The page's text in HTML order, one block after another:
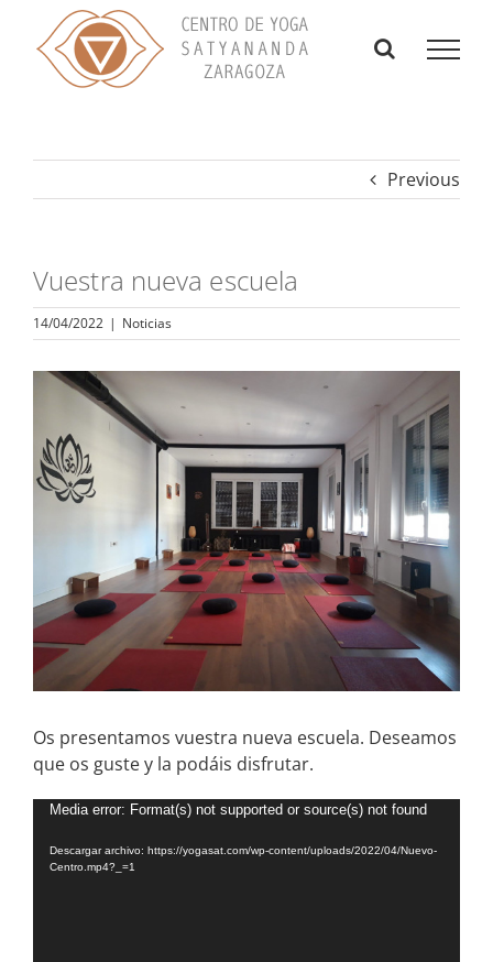
content
Previous
Vuestra nueva escuela
14/04/2022 | Noticias
View
Image
Os presentamos vuestra nueva escuela. Deseamos
que os guste y la podáis disfrutar.
Reproductor
vídeo
Media error: Format(s) not supported or source(s) not found
Descargar archivo: https://yogasat.com/wp-content/uploads/2022/04/Nuevo-
Centro.mp4?_=1